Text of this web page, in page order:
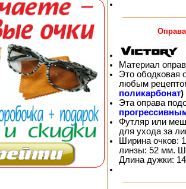
Материал
Это ободковая
любым
поликарбонат)
Эта оправа
Футляр или
для ухода за
Ширина очков:
линзы: 52 мм.
Длина дужки: